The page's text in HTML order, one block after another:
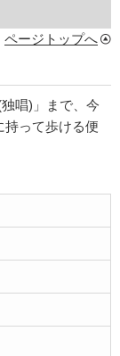
ページトップへ
唱)」まで、今
持って歩ける便